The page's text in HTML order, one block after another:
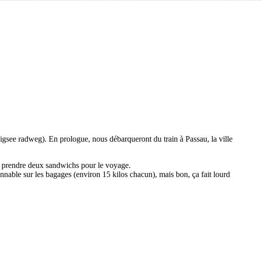
radweg). En prologue, nous débarqueront du train à Passau, la ville
deux sandwichs pour le voyage.
sur les bagages (environ 15 kilos chacun), mais bon, ça fait lourd